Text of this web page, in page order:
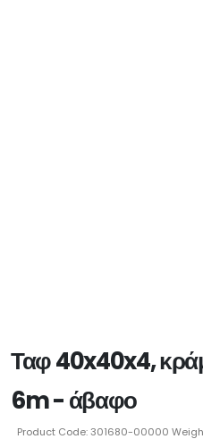
Ταφ 40x40x4,
6m - άβαφο
Product Code: 301680-00000